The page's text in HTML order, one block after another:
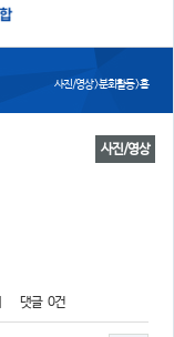
사진/영상 > 분회활동 > 홈
사진/영상
댓글 0건